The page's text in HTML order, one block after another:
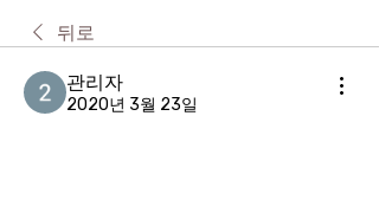
뒤로
관리자
2020년 3월 23일